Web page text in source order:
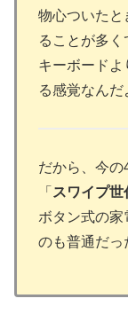
物心ついたと
ることが多く
キーボードよ
る感覚なんだ
だから、今
「 スワイプ世
ボタン式の
のも普通だっ